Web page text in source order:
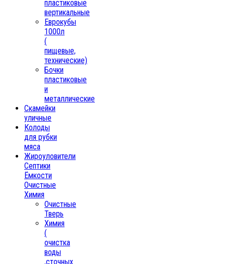
пластиковые
вертикальные
Еврокубы
1000л
(
пищевые,
технические)
Бочки
пластиковые
и
металлические
Скамейки
уличные
Колоды
для рубки
мяса
Жироуловители
Септики
Ёмкости
Очистные
Химия
Очистные
Тверь
Химия
(
очистка
воды
,сточных